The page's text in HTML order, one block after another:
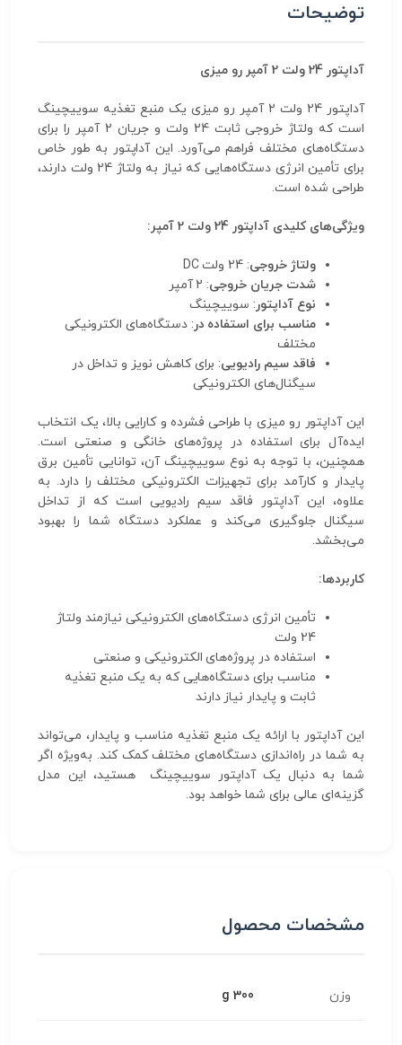
توضیحات
آداپتور 24 ولت 2 آمپر رو میزی
آداپتور 24 ولت 2 آمپر رو میزی یک منبع تغذیه سوییچینگ
است که ولتاژ خروجی ثابت 24 ولت و جریان 2 آمپر را برای
دستگاه‌های مختلف فراهم می‌آورد. این آداپتور به طور خاص
برای تأمین انرژی دستگاه‌هایی که نیاز به ولتاژ 24 ولت دارند،
طراحی شده است.
ویژگی‌های کلیدی آداپتور 24 ولت 2 آمپر:
ولتاژ خروجی: 24 ولت DC
شدت جریان خروجی: 2 آمپر
نوع آداپتور: سوییچینگ
مناسب برای استفاده در: دستگاه‌های الکترونیکی
مختلف
فاقد سیم رادیویی: برای کاهش نویز و تداخل در
سیگنال‌های الکترونیکی
این آداپتور رو میزی با طراحی فشرده و کارایی بالا، یک انتخاب
ایده‌آل برای استفاده در پروژه‌های خانگی و صنعتی است.
همچنین، با توجه به نوع سوییچینگ آن، توانایی تأمین برق
پایدار و کارآمد برای تجهیزات الکترونیکی مختلف را دارد. به
علاوه، این آداپتور فاقد سیم رادیویی است که از تداخل
سیگنال جلوگیری می‌کند و عملکرد دستگاه شما را بهبود
می‌بخشد.
کاربردها:
تأمین انرژی دستگاه‌های الکترونیکی نیازمند ولتاژ
24 ولت
استفاده در پروژه‌های الکترونیکی و صنعتی
مناسب برای دستگاه‌هایی که به یک منبع تغذیه
ثابت و پایدار نیاز دارند
این آداپتور با ارائه یک منبع تغذیه مناسب و پایدار، می‌تواند
به شما در راه‌اندازی دستگاه‌های مختلف کمک کند. به‌ویژه اگر
شما به دنبال یک آداپتور سوییچینگ هستید، این مدل
گزینه‌ای عالی برای شما خواهد بود.
مشخصات محصول
وزن 300 g